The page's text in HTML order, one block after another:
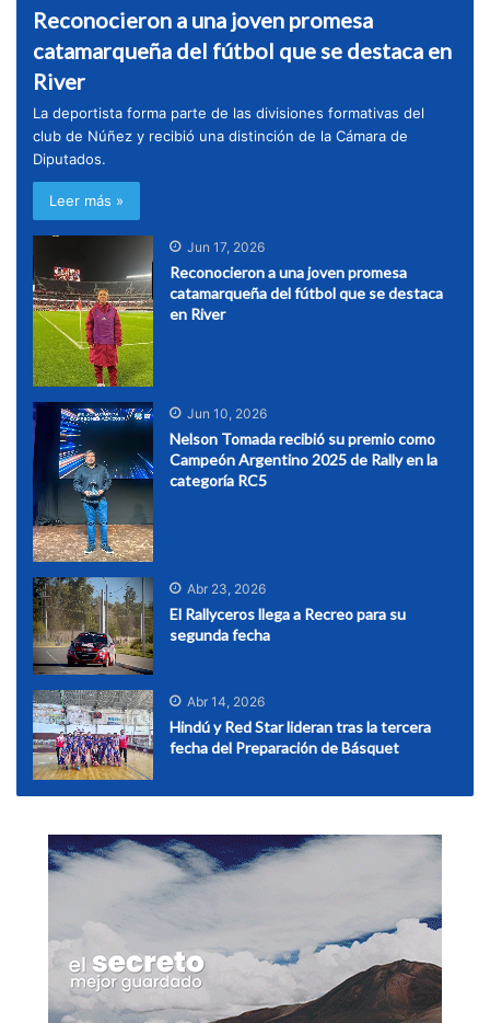
Reconocieron a una joven promesa
catamarqueña del fútbol que se destaca en
River
La deportista forma parte de las divisiones formativas del
club de Núñez y recibió una distinción de la Cámara de
Diputados.
Leer más »
Jun 17, 2026
Reconocieron a una joven promesa
catamarqueña del fútbol que se destaca
en River
Jun 10, 2026
Nelson Tomada recibió su premio como
Campeón Argentino 2025 de Rally en la
categoría RC5
Abr 23, 2026
El Rallyceros llega a Recreo para su
segunda fecha
Abr 14, 2026
Hindú y Red Star lideran tras la tercera
fecha del Preparación de Básquet